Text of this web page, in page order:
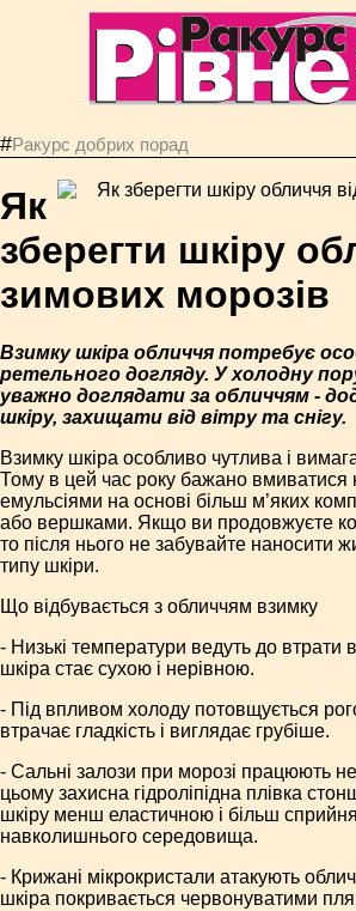
#Ракурс добрих порад
Як
зберегти шкіру
зимових морозів
Взимку шкіра обличчя потребує
ретельного догляду. У холодну
уважно доглядати за обличчям -
шкіру, захищати від вітру та снігу.
Взимку шкіра особливо чутлива і
Тому в цей час року бажано вмиватися
емульсіями на основі більш м’яких
або вершками. Якщо ви продовжуєте
то після нього не забувайте наносити
типу шкіри.
Що відбувається з обличчям взимку
- Низькі температури ведуть до втрати
шкіра стає сухою і нерівною.
- Під впливом холоду потовщується
втрачає гладкість і виглядає грубіше.
- Сальні залози при морозі працюють
цьому захисна гідроліпідна плівка
шкіру менш еластичною і більш
навколишнього середовища.
- Крижані мікрокристали атакують
шкіра покривається червонуватими